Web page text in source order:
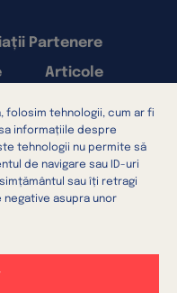
folosim tehnologii, cum ar fi
informațiile despre
tehnologii nu permite să
de navigare sau ID-uri
sau îți retragi
asupra unor
Articole
Partenere
datelor
cookie-urilor